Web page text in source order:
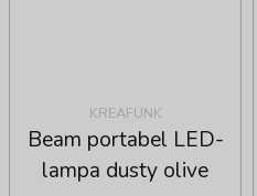
KREAFUNK
Beam portabel LED-
lampa dusty olive